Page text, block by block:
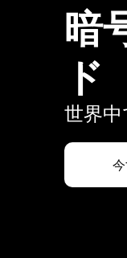
暗
ド
世界